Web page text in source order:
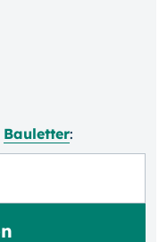
Bauletter: